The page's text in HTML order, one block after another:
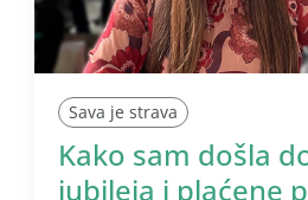
Sava je strava
Kako sam došla
jubileja i plaćene